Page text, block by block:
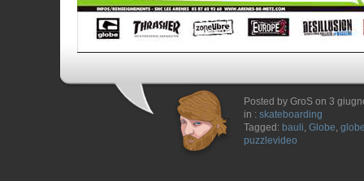
Posted by GroS on 3
in : skateboarding
Tagged: bauli, Globe,
puzzlevideo